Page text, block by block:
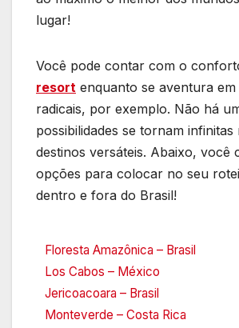
lugar!
Você pode contar com o
resort enquanto se aventura
radicais, por exemplo. Não há
possibilidades se tornam infinitas
destinos versáteis. Abaixo, você
opções para colocar no seu
dentro e fora do Brasil!
Floresta Amazônica – Brasil
Los Cabos – México
Jericoacoara – Brasil
Monteverde – Costa Rica